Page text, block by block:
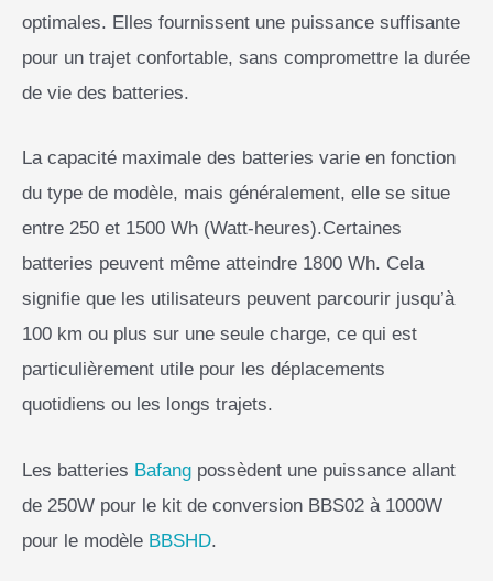
optimales. Elles fournissent une puissance suffisante
pour un trajet confortable, sans compromettre la durée
de vie des batteries.
La capacité maximale des batteries varie en fonction
du type de modèle, mais généralement, elle se situe
entre 250 et 1500 Wh (Watt-heures).Certaines
batteries peuvent même atteindre 1800 Wh. Cela
signifie que les utilisateurs peuvent parcourir jusqu’à
100 km ou plus sur une seule charge, ce qui est
particulièrement utile pour les déplacements
quotidiens ou les longs trajets.
Les batteries Bafang possèdent une puissance allant
de 250W pour le kit de conversion BBS02 à 1000W
pour le modèle BBSHD.